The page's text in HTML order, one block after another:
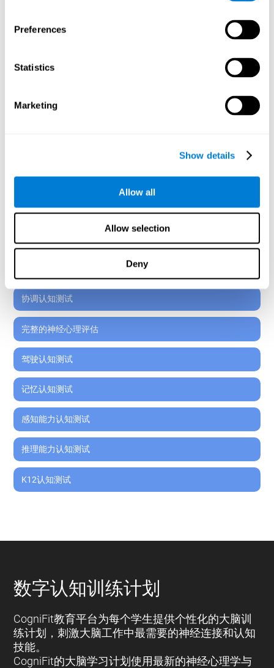
Preferences
Statistics
Marketing
Show details
Allow all
Allow selection
Deny
测试和标准化工具组成，可让专业人员评估和衡量学生所
需的执行功能和认知技能*。 这些任务由可以在任何计算
校的表现，并建立学校科目，熟练程度，行为和动机之间
的联系。
在CogniFit教育技术看到的所有的神经心理评估工具，都
协调认知测试
完整的神经心理评估
驾驶认知测试
记忆认知测试
感知能力认知测试
推理能力认知测试
K12认知测试
数字认知训练计划
CogniFit教育平台为每个学生提供个性化的大脑训
练计划，刺激大脑工作中最需要的神经连接和认知
技能。
CogniFit的大脑学习计划使用最新的神经心理学与